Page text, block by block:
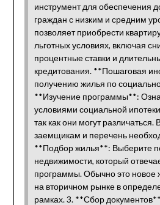
инструмент для обеспечения
граждан с низким и средним
позволяет приобрести
льготных условиях, включая
процентные ставки и
кредитования. **Пошаговая
получению жилья по
**Изучение программы**:
условиями социальной
так как они могут
заемщикам и перечень
**Подбор жилья**: Выберите
недвижимости, который
программы. Обычно это новое
на вторичном рынке в
рамках. 3. **Сбор